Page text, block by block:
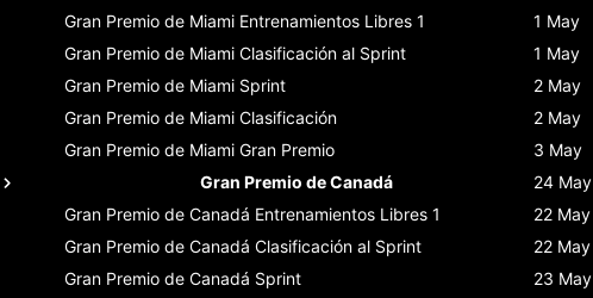
Gran Premio de Miami Entrenamientos Libres 1 1 May
Gran Premio de Miami Clasificación al Sprint 1 May
Gran Premio de Miami Sprint 2 May
Gran Premio de Miami Clasificación 2 May
Gran Premio de Miami Gran Premio 3 May
Gran Premio de Canadá
24 May
Gran Premio de Canadá Entrenamientos Libres 1 22 May
Gran Premio de Canadá Clasificación al Sprint 22 May
Gran Premio de Canadá Sprint 23 May